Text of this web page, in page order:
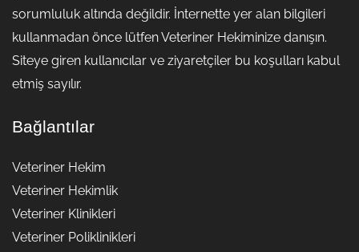
sorumluluk altında değildir. İnternette yer alan bilgileri
kullanmadan önce lütfen Veteriner Hekiminize danışın.
Siteye giren kullanıcılar ve ziyaretçiler bu koşulları kabul
etmiş sayılır.
Bağlantılar
Veteriner Hekim
Veteriner Hekimlik
Veteriner Klinikleri
Veteriner Poliklinikleri